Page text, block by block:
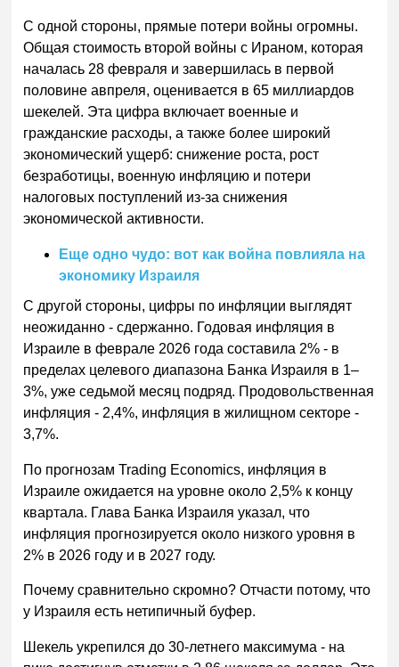
С одной стороны, прямые потери войны огромны.
Общая стоимость второй войны с Ираном, которая
началась 28 февраля и завершилась в первой
половине авпреля, оценивается в 65 миллиардов
шекелей. Эта цифра включает военные и
гражданские расходы, а также более широкий
экономический ущерб: снижение роста, рост
безработицы, военную инфляцию и потери
налоговых поступлений из-за снижения
экономической активности.
Еще одно чудо: вот как война повлияла на
экономику Израиля
С другой стороны, цифры по инфляции выглядят
неожиданно - сдержанно. Годовая инфляция в
Израиле в феврале 2026 года составила 2% - в
пределах целевого диапазона Банка Израиля в 1–
3%, уже седьмой месяц подряд. Продовольственная
инфляция - 2,4%, инфляция в жилищном секторе -
3,7%.
По прогнозам Trading Economics, инфляция в
Израиле ожидается на уровне около 2,5% к концу
квартала. Глава Банка Израиля указал, что
инфляция прогнозируется около низкого уровня в
2% в 2026 году и в 2027 году.
Почему сравнительно скромно? Отчасти потому, что
у Израиля есть нетипичный буфер.
Шекель укрепился до 30-летнего максимума - на